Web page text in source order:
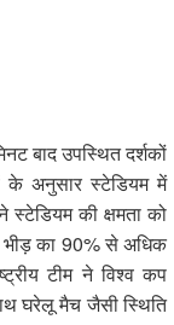
बाद उपस्थित दर्शकों
अनुसार स्टेडियम में
की क्षमता को
भीड़ का 90% से अधिक
टीम ने विश्व कप
घरेलू मैच जैसी स्थिति